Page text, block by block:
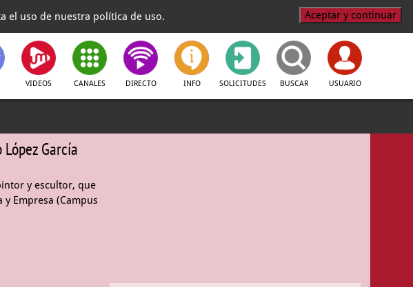
el uso de nuestra política de uso. Aceptar y continuar
VIDEOS CANALES DIRECTO INFO SOLICITUDES BUSCAR USUARIO
García
y escultor, que
Empresa (Campus